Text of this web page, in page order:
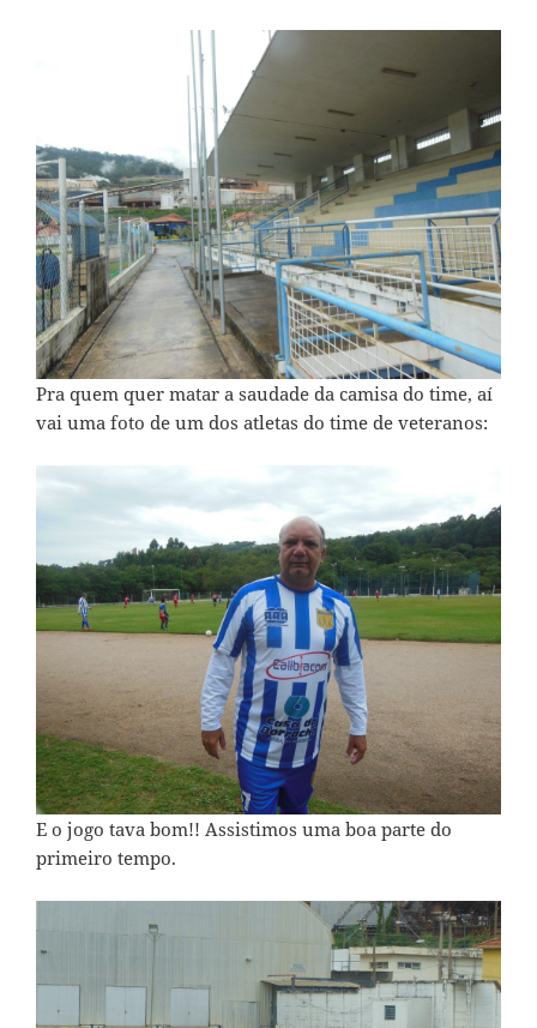
Pra quem quer matar a saudade da camisa do time, aí
vai uma foto de um dos atletas do time de veteranos:
E o jogo tava bom!! Assistimos uma boa parte do
primeiro tempo.